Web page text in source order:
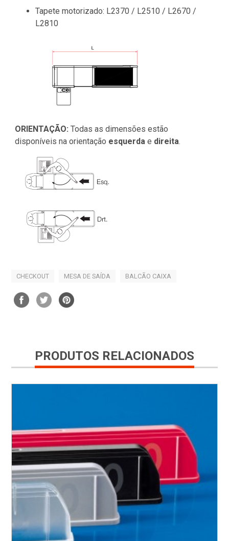
Tapete motorizado: L2370 / L2510 / L2670 /
L2810
ORIENTAÇÃO: Todas as dimensões estão
disponíveis na orientação esquerda e direita.
CHECKOUT MESA DE SAÍDA BALCÃO CAIXA
PRODUTOS RELACIONADOS